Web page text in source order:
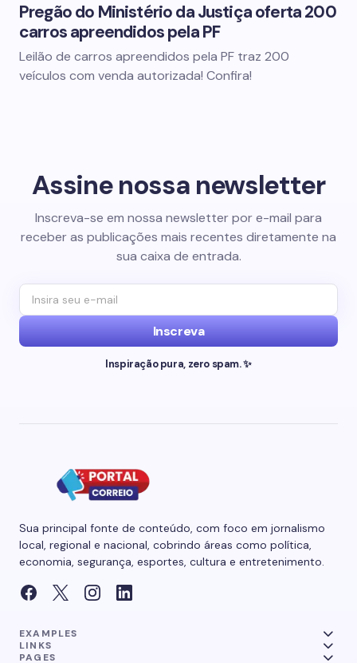
Pregão do Ministério da Justiça oferta 200
carros apreendidos pela PF
Leilão de carros apreendidos pela PF traz 200
veículos com venda autorizada! Confira!
Assine nossa newsletter
Inscreva-se em nossa newsletter por e-mail para
receber as publicações mais recentes diretamente na
sua caixa de entrada.
Inscreva
Inspiração pura, zero spam. ✨
Sua principal fonte de conteúdo, com foco em jornalismo
local, regional e nacional, cobrindo áreas como política,
economia, segurança, esportes, cultura e entretenimento.
EXAMPLES
LINKS
PAGES